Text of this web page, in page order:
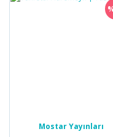
Mostar Yayınları